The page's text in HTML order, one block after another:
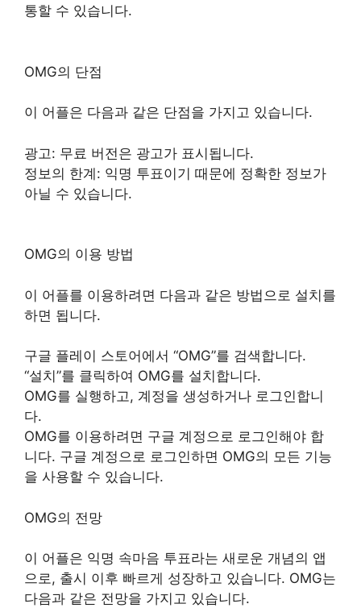
통할 수 있습니다.
OMG의 단점
이 어플은 다음과 같은 단점을 가지고 있습니다.
광고: 무료 버전은 광고가 표시됩니다.
정보의 한계: 익명 투표이기 때문에 정확한 정보가
아닐 수 있습니다.
OMG의 이용 방법
이 어플를 이용하려면 다음과 같은 방법으로 설치를
하면 됩니다.
구글 플레이 스토어에서 “OMG”를 검색합니다.
“설치”를 클릭하여 OMG를 설치합니다.
OMG를 실행하고, 계정을 생성하거나 로그인합니
다.
OMG를 이용하려면 구글 계정으로 로그인해야 합
니다. 구글 계정으로 로그인하면 OMG의 모든 기능
을 사용할 수 있습니다.
OMG의 전망
이 어플은 익명 속마음 투표라는 새로운 개념의 앱
으로, 출시 이후 빠르게 성장하고 있습니다. OMG는
다음과 같은 전망을 가지고 있습니다.